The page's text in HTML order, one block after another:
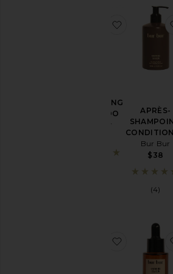
SHAMPOING
SHAMPOO
Bur Bur
ajouter
APRÈS-
Bur Bur
$38
(4)
ajouter